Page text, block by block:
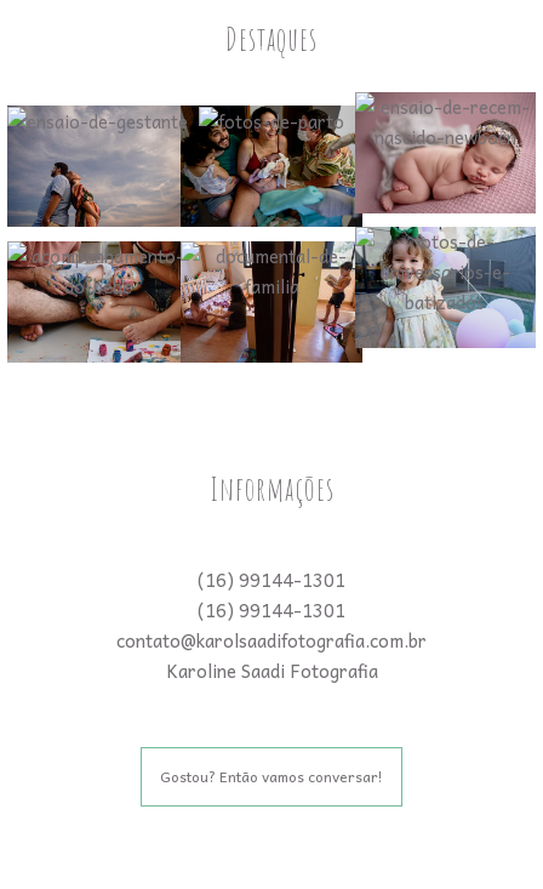
Destaques
Informações
(16) 99144-1301
(16) 99144-1301
contato@karolsaadifotografia.com.br
Karoline Saadi Fotografia
Gostou? Então vamos conversar!